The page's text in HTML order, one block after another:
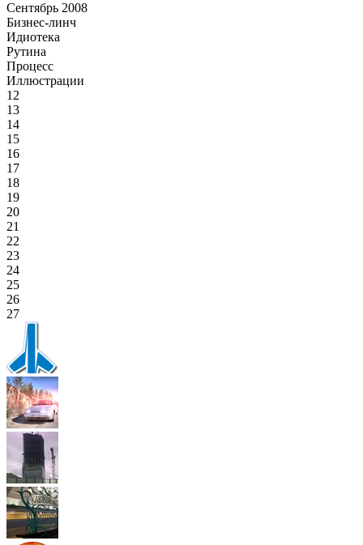
Сентябрь 2008
Бизнес-линч
Идиотека
Рутина
Процесс
Иллюстрации
12
13
14
15
16
17
18
19
20
21
22
23
24
25
26
27